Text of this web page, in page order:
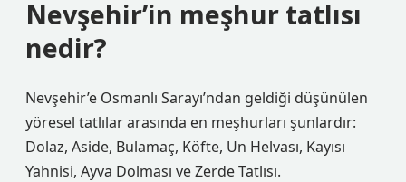
Nevşehir’in meşhur tatlısı
nedir?
Nevşehir’e Osmanlı Sarayı’ndan geldiği düşünülen
yöresel tatlılar arasında en meşhurları şunlardır:
Dolaz, Aside, Bulamaç, Köfte, Un Helvası, Kayısı
Yahnisi, Ayva Dolması ve Zerde Tatlısı.